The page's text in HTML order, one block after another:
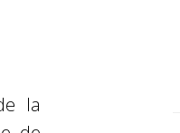
la